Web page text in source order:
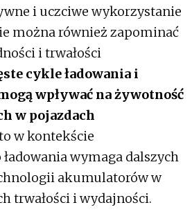
i uczciwe wykorzystanie
można również zapominać
i trwałości
cykle ładowania i
wpływać na żywotność
w pojazdach
w kontekście
wymaga dalszych
akumulatorów w
trwałości i wydajności.